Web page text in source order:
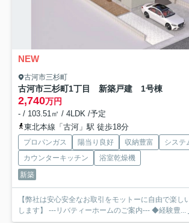
NEW
古河市三杉町
古河市三杉町1丁目 新築戸建 1号棟
2,740万円
- / 103.51㎡ / 4LDK /予定
東北本線「古河」駅 徒歩18分
プロパンガス 陽当り良好 収納豊富
システ
カウンターキッチン
浴室乾燥機
新築
【弊社は安心安全なお取引をモットーに自由で楽し
します】 ---リバティーホームのご案内--- ◆経験豊...